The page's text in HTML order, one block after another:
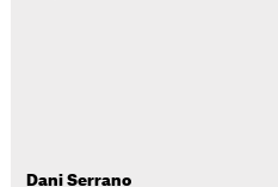
Dani Serrano